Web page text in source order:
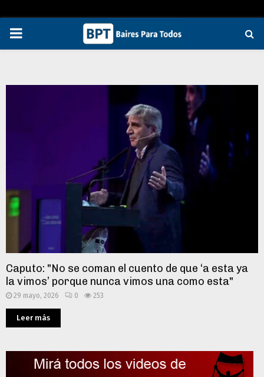
PRIMARY
Caputo: "No se coman el cuento de que ‘a esta ya
la vimos’ porque nunca vimos una como esta"
29 mayo, 2026 0 253
Leer más